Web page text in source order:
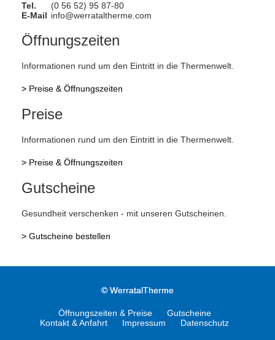
Tel.
(0 56 52) 95 87-80
E-Mail info@werrataltherme.com
Öffnungszeiten
Informationen rund um den Eintritt in die Thermenwelt.
> Preise & Öffnungszeiten
Preise
Informationen rund um den Eintritt in die Thermenwelt.
> Preise & Öffnungszeiten
Gutscheine
Gesundheit verschenken - mit unseren Gutscheinen.
> Gutscheine bestellen
© WerratalTherme
Öffnungszeiten & Preise
Gutscheine
Kontakt & Anfahrt
Impressum Datenschutz